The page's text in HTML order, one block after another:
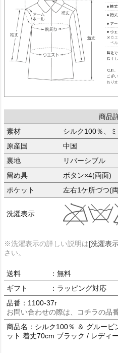
商品
素材
シルク100％、
原産国
中国
裏地
リバーシブル
留め具
ボタン×4(両面)
ポケット
左右1ケ所づつ(
洗濯表示
※洗濯表示の詳しい説明は[洗濯表
さい。
送料
：無料
ギフト
：ラッピング対応
品番：1100-37r
お問い合わせの際は、コチラの品
商品名：シルク100％ ＆ グルービ
ット 着丈70cm ブラック / レディ